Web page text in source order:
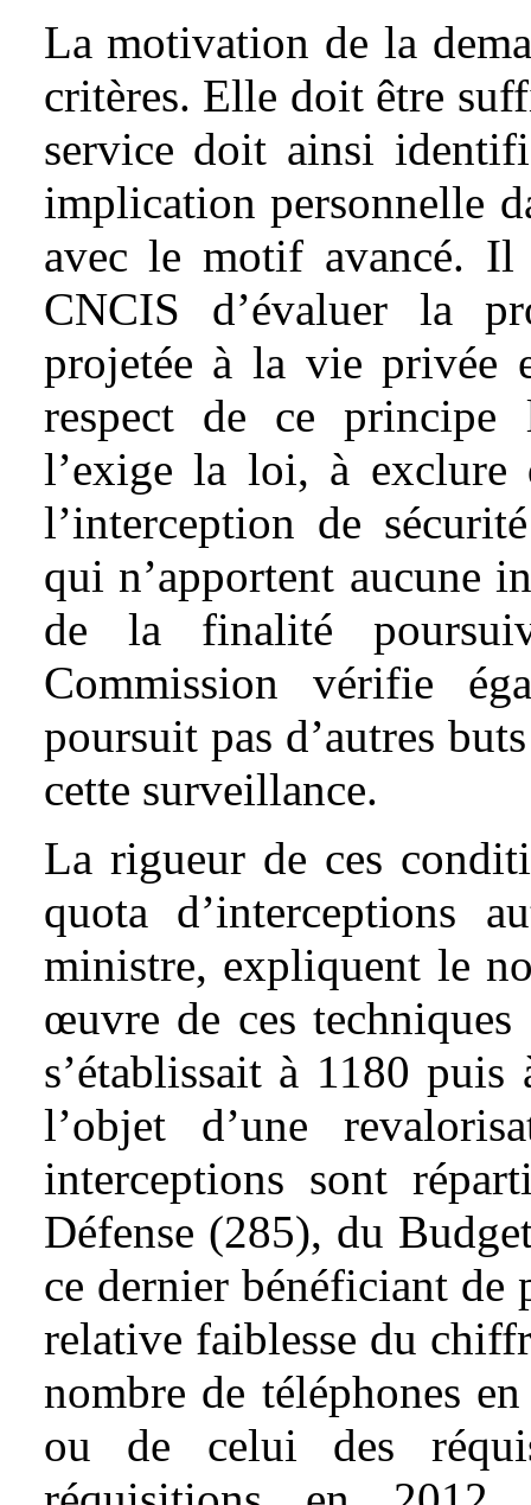
La motivation de la
critères. Elle doit être
service doit ainsi
implication personnelle
avec le motif avancé. Il
CNCIS d’évaluer la
projetée à la vie privée
respect de ce principe
l’exige la loi, à exclure
l’interception de
qui n’apportent aucune
de la finalité
Commission vérifie
poursuit pas d’autres
cette surveillance.
La rigueur de ces
quota d’interceptions
ministre, expliquent le
œuvre de ces
s’établissait à 1180
l’objet d’une
interceptions sont
Défense (285), du
ce dernier bénéficiant
relative faiblesse du
nombre de téléphones
ou de celui des